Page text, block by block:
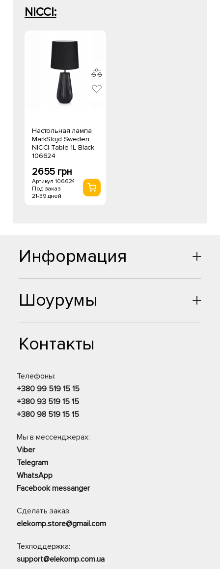
NICCI:
Настольная лампа
MarkSlojd Sweden
NICCI Table 1L Black
106624
2655 грн
Артикул 106624
Под заказ
21-39 дней
Шоурумы
Контакты
Телефоны:
+380 99 519 15 15
+380 93 519 15 15
+380 98 519 15 15
Мы в мессенджерах:
Viber
Telegram
WhatsApp
Facebook messanger
Сделать заказ:
elekomp.store@gmail.com
Техподдержка:
support@elekomp.com.ua
Информация